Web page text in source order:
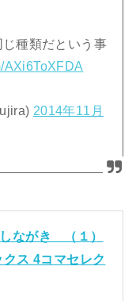
種類だという事
AXi6ToXFDA
2014年11月
ながき （１）
ス 4コマセレク